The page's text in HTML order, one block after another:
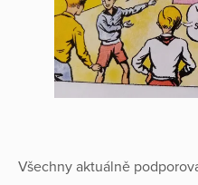
Všechny aktuálně